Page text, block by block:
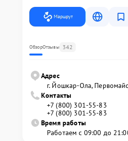
Маршрут
ОбзорОтзывы 342
Адрес
г. Йошкар-Ола,
Контакты
+7 (800) 301-55-83
+7 (800) 301-55-83
Время работы
Работаем с 09:00 до